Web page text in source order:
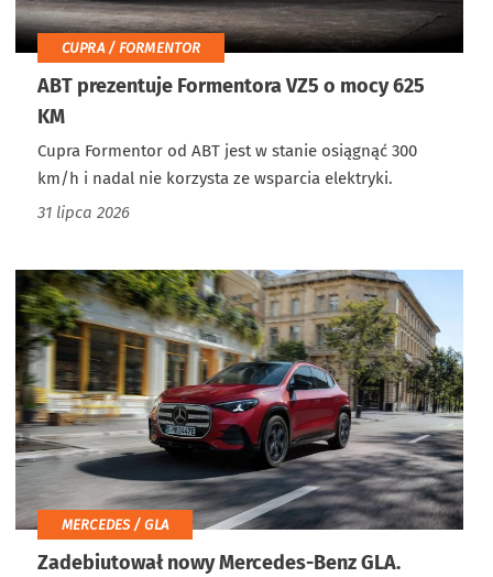
CUPRA / FORMENTOR
ABT prezentuje Formentora VZ5 o mocy 625
KM
Cupra Formentor od ABT jest w stanie osiągnąć 300
km/h i nadal nie korzysta ze wsparcia elektryki.
31 lipca 2026
MERCEDES / GLA
Zadebiutował nowy Mercedes-Benz GLA.